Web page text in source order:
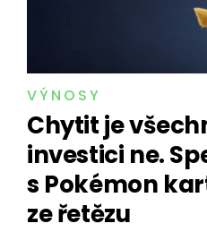
VÝNOSY
Chytit je
investici ne.
s Pokémon
ze řetězu